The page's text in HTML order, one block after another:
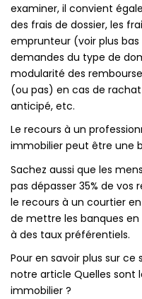
examiner, il convient
des frais de dossier, les
emprunteur (voir plus
demandes du type de
modularité des
(ou pas) en cas de
anticipé, etc.
Le recours à un
immobilier peut être une
Sachez aussi que les
pas dépasser 35% de vos
le recours à un courtier
de mettre les banques
à des taux préférentiels.
Pour en savoir plus sur ce
notre article Quelles sont
immobilier ?